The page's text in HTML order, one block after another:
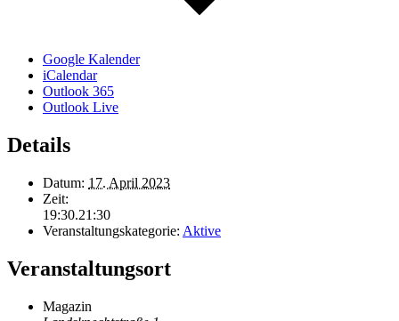
Google Kalender
iCalendar
Outlook 365
Outlook Live
Details
Datum: 17. April 2023
Zeit:
19:30.21:30
Veranstaltungskategorie: Aktive
Veranstaltungsort
Magazin